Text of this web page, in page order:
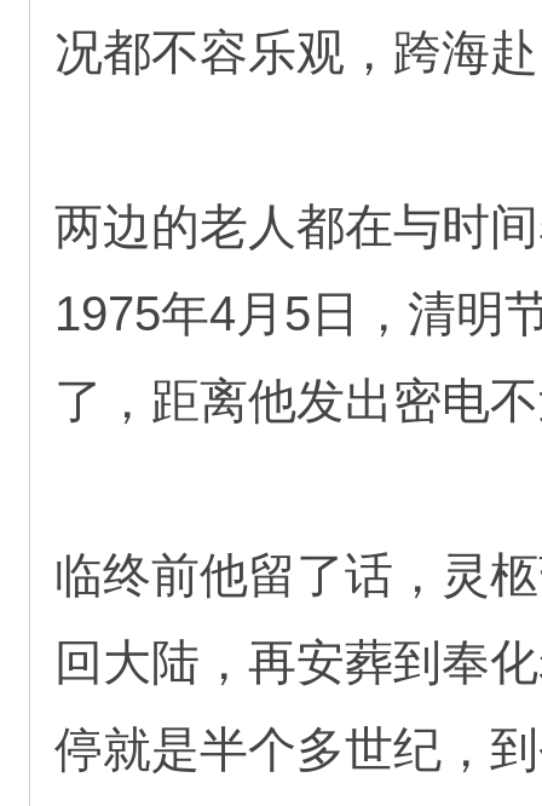
况都不容乐观，跨海
两边的老人都在与时
1975年4月5日，清明
了，距离他发出密电
临终前他留了话，灵
回大陆，再安葬到奉
停就是半个多世纪，